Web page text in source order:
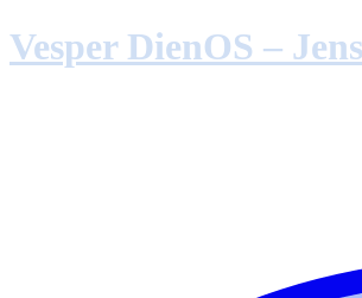
Vesper DienOS –